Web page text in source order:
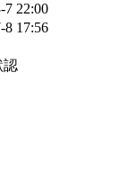
22:00
17:56
認